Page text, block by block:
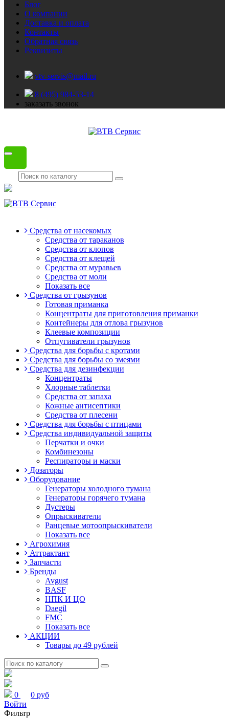
Блог
О компании
Доставка и оплата
Контакты
Обратная связь
Реквизиты
vtv-servis@mail.ru
8 (495) 984-53-14
заказать звонок
Средства от насекомых
Средства от тараканов
Средства от клопов
Средства от клещей
Средства от муравьев
Средства от моли
Показать все
Средства от грызунов
Готовая приманка
Концентраты для приготовления приманки
Контейнеры для отлова грызунов
Клеевые композиции
Отпугиватели грызунов
Средства для борьбы с кротами
Средства для борьбы со змеями
Средства для дезинфекции
Концентраты
Хлорные таблетки
Средства от запаха
Кожные антисептики
Средства от плесени
Средства для борьбы с птицами
Средства индивидуальной защиты
Перчатки и очки
Комбинезоны
Респираторы и маски
Дозаторы
Оборудование
Генераторы холодного тумана
Генераторы горячего тумана
Дустеры
Опрыскиватели
Ранцевые мотоопрыскиватели
Показать все
Агрохимия
Аттрактант
Запчасти
Бренды
Avgust
BASF
НПК И ЦО
Daegil
FMC
Показать все
АКЦИИ
Товары до 49 рублей
0
0 руб
Войти
Фильтр